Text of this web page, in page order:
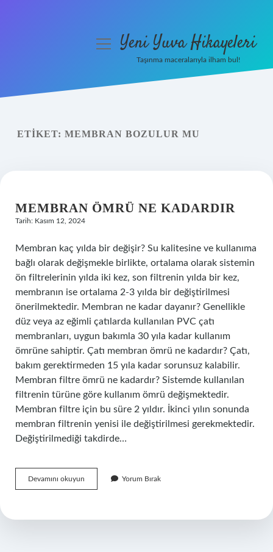
Yasal Uyarı
menüyüYeni Yuva Hikayeleri
Taşınma maceralarıyla ilham bul!
ETIKET: MEMBRAN BOZULUR MU
MEMBRAN ÖMRÜ NE KADARDIR
Tarih: Kasım 12, 2024
Membran kaç yılda bir değişir? Su kalitesine ve kullanıma
bağlı olarak değişmekle birlikte, ortalama olarak sistemin
ön filtrelerinin yılda iki kez, son filtrenin yılda bir kez,
membranın ise ortalama 2-3 yılda bir değiştirilmesi
önerilmektedir. Membran ne kadar dayanır? Genellikle
düz veya az eğimli çatılarda kullanılan PVC çatı
membranları, uygun bakımla 30 yıla kadar kullanım
ömrüne sahiptir. Çatı membran ömrü ne kadardır? Çatı,
bakım gerektirmeden 15 yıla kadar sorunsuz kalabilir.
Membran filtre ömrü ne kadardır? Sistemde kullanılan
filtrenin türüne göre kullanım ömrü değişmektedir.
Membran filtre için bu süre 2 yıldır. İkinci yılın sonunda
membran filtrenin yenisi ile değiştirilmesi gerekmektedir.
Değiştirilmediği takdirde…
Devamını okuyun Membran
Ömrü
Yorum Bırak